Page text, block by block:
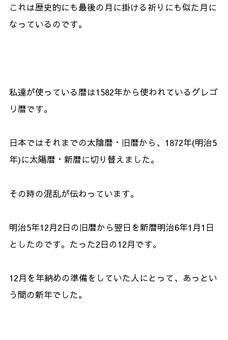
これは歴史的にも最後の月に掛ける祈りにも似た月に
なっているのです。
私達が使っている暦は1582年から使われているグレゴ
リ暦です。
日本ではそれまでの太陰暦・旧暦から、1872年(明治5
年)に太陽暦・新暦に切り替えました。
その時の混乱が伝わっています。
明治5年12月2日の旧暦から翌日を新暦明治6年1月1日
としたのです。たった2日の12月です。
12月を年納めの準備をしていた人にとって、あっとい
う間の新年でした。